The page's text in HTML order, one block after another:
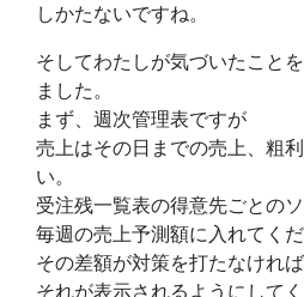
しかたないですね。
そしてわたしが気づいたこと
ました。
まず、週次管理表ですが
売上はその日までの売上、粗
い。
受注残一覧表の得意先ごとの
毎週の売上予測額に入れてくだ
その差額が対策を打たなけれ
それが表示されるようにしてく